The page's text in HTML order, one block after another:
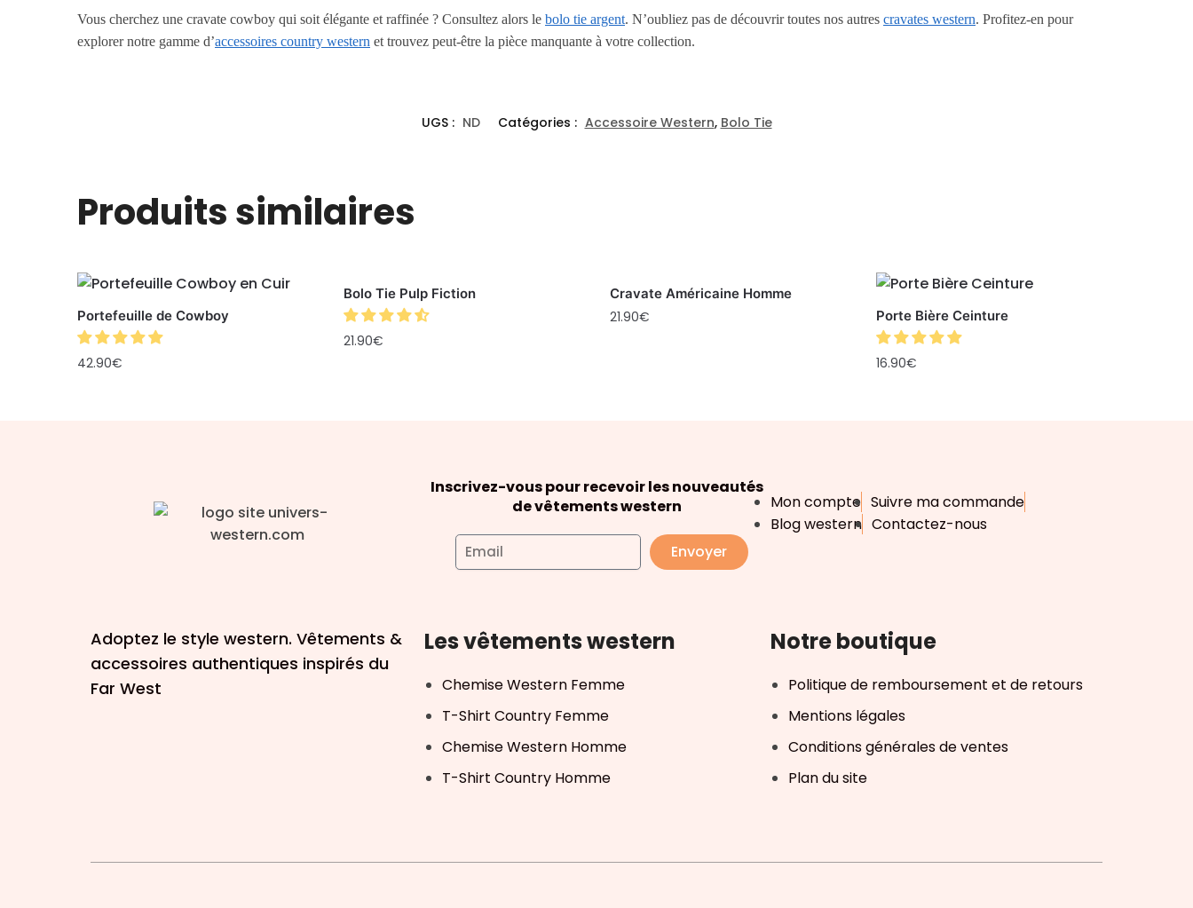
Vous cherchez une cravate cowboy qui soit élégante et raffinée ? Consultez alors lebolo tie argent. N’oubliez pas de découvrir toutes nos autrescravates western. Profitez-en pour
explorer notre gamme d’accessoires country western et trouvez peut-être la pièce manquante à votre collection.
UGS : ND Catégories : Accessoire Western, Bolo Tie
Produits similaires
Portefeuille de Cowboy
42.90€
Bolo Tie Pulp Fiction
21.90€
Cravate Américaine Homme
21.90€ Porte Bière Ceinture
16.90€
Inscrivez-vous pour recevoir les nouveautés
de vêtements western
Envoyer
Mon compte Suivre ma commande
Blog western Contactez-nous
Adoptez le style western. Vêtements &
accessoires authentiques inspirés du
Far West
Les vêtements western
Chemise Western Femme
T-Shirt Country Femme
Chemise Western Homme
T-Shirt Country Homme
Notre boutique
Politique de remboursement et de retours
Mentions légales
Conditions générales de ventes
Plan du site